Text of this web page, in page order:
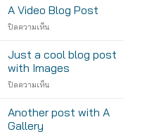
Gallery
Simple
Blog
Post
A Video Blog Post
ปิดความเห็นบน
Video
Post
Just a cool blog post
with Images
ปิดความเห็นบน
cool
Another post with A
Gallery